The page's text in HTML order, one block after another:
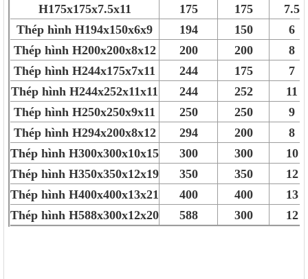
H175x175x7.5x11 175 175
7.5
Thép hình H194x150x6x9
194 150
6
Thép hình H200x200x8x12
200 200
8
Thép hình H244x175x7x11
244 175
7
Thép hình H244x252x11x11
244 252
11
Thép hình H250x250x9x11
250 250
9
Thép hình H294x200x8x12
294 200
8
Thép hình H300x300x10x15
300 300
10
Thép hình H350x350x12x19
350 350
12
Thép hình H400x400x13x21
400 400
13
Thép hình H588x300x12x20
588 300 12